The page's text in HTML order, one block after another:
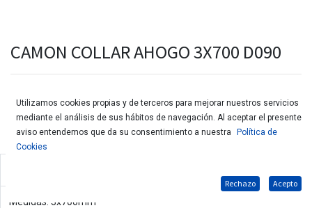
CAMON COLLAR AHOGO 3X700 D090
Medidas: 3x700mm
Utilizamos cookies propias y de terceros para mejorar nuestros servicios
mediante el análisis de sus hábitos de navegación. Al aceptar el presente
aviso entendemos que da su consentimiento a nuestra
Política de
Cookies
Rechazo Acepto